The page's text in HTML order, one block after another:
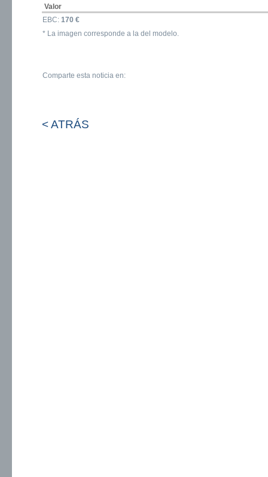
Valor
EBC: 170 €
* La imagen corresponde a la del modelo.
Comparte esta noticia en:
< ATRÁS